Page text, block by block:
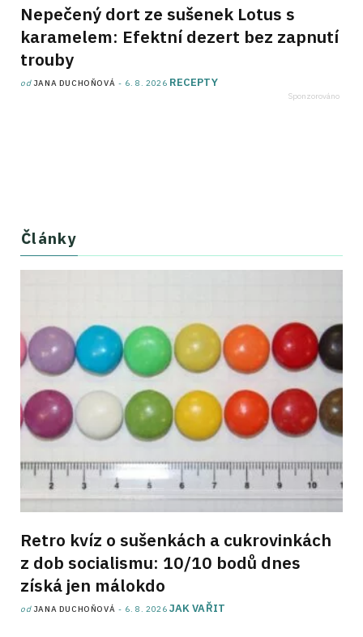
Nepečený dort ze sušenek Lotus s
karamelem: Efektní dezert bez zapnutí
trouby
od JANA DUCHOŇOVÁ 6. 8. 2026 RECEPTY
Články
Retro kvíz o sušenkách a cukrovinkách
z dob socialismu: 10/10 bodů dnes
získá jen málokdo
od JANA DUCHOŇOVÁ 6. 8. 2026 JAK VAŘIT